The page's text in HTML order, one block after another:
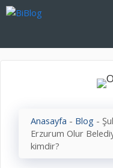
İçeriğe
Anasayfa - Blog -
Erzurum Olur
kimdir?